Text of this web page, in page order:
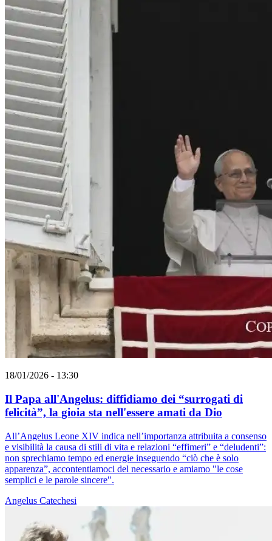
18/01/2026 - 13:30
Il Papa all'Angelus: diffidiamo dei “surrogati di
felicità”, la gioia sta nell'essere amati da Dio
All’Angelus Leone XIV indica nell’importanza attribuita a consenso
e visibilità la causa di stili di vita e relazioni “effimeri” e “deludenti”:
non sprechiamo tempo ed energie inseguendo “ciò che è solo
apparenza”, accontentiamoci del necessario e amiamo "le cose
semplici e le parole sincere".
Angelus Catechesi